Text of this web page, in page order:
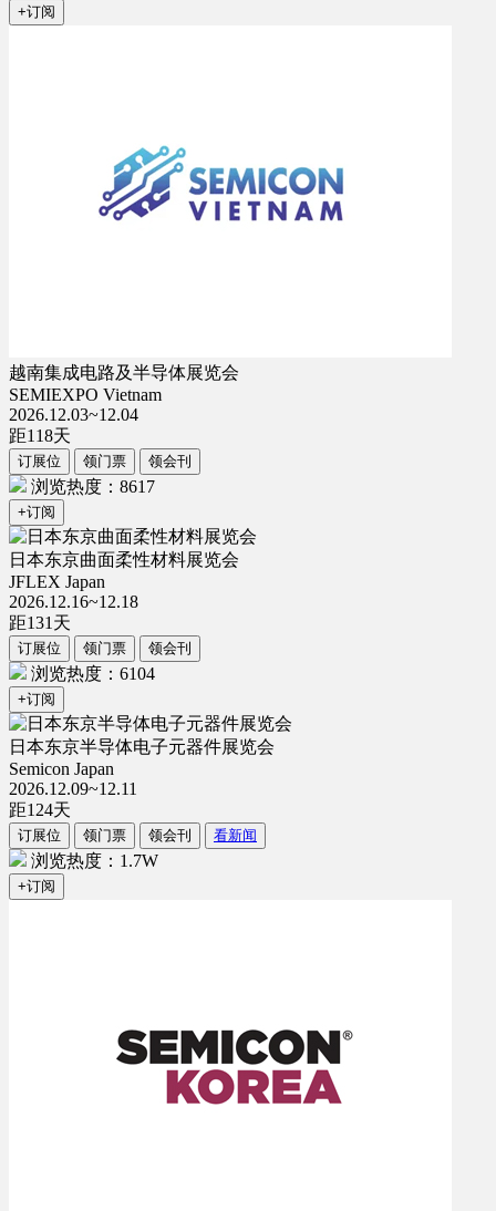
+订阅
越南集成电路及半导体展览会
SEMIEXPO Vietnam
2026.12.03~12.04
距118天
订展位 领门票 领会刊
浏览热度：8617
+订阅
日本东京曲面柔性材料展览会
JFLEX Japan
2026.12.16~12.18
距131 天
订展位 领门票 领会刊
浏览热度：6104
+订阅
日本东京半导体电子元器件展览会
Semicon Japan
2026.12.09~12.11
距124天
订展位 领门票 领会刊 看新闻
浏览热度：1.7W
+订阅